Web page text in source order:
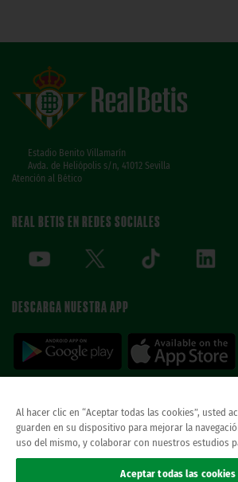
Estadio Benito Villamarín
Avda. de Heliópolis s/n, 41012 Sevilla
Atención al Bético
REAL BETIS EN REDES SOCIALES
DESCARGA NUESTRA APP
© REAL BETIS BALOMPIE.当ウェブサイトは唯一のレ
ピエ公式ウェブサイトです。無断複製禁止。.
Al hacer clic en “Aceptar todas las cookies”, usted
guarden en su dispositivo para mejorar la
uso del mismo, y colaborar con nuestros estudios
Aceptar todas las cookies